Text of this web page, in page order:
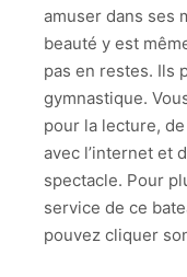
amuser dans ses
beauté y est
pas en restes. Ils
gymnastique.
pour la lecture,
avec l’internet et
spectacle. Pour
service de ce
pouvez cliquer